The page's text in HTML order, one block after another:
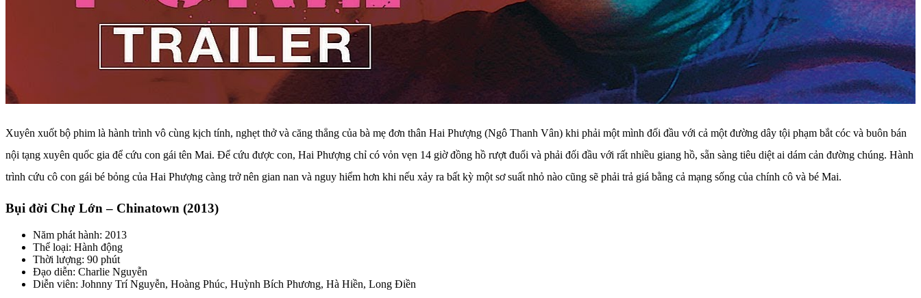
Xuyên xuốt bộ phim là hành trình vô cùng kịch tính, nghẹt thở và căng thẳng của bà mẹ đơn thân Hai Phượng (Ngô Thanh Vân) khi phải một mình đối đầu với cả một đường dây tội phạm bắt cóc và buôn bán
nội tạng xuyên quốc gia để cứu con gái tên Mai. Để cứu được con, Hai Phượng chỉ có vỏn vẹn 14 giờ đồng hồ rượt đuổi và phải đối đầu với rất nhiều giang hồ, sẵn sàng tiêu diệt ai dám cản đường chúng. Hành
trình cứu cô con gái bé bỏng của Hai Phượng càng trở nên gian nan và nguy hiểm hơn khi nếu xảy ra bất kỳ một sơ suất nhỏ nào cũng sẽ phải trả giá bằng cả mạng sống của chính cô và bé Mai.
Bụi đời Chợ Lớn – Chinatown (2013)
Năm phát hành: 2013
Thể loại: Hành động
Thời lượng: 90 phút
Đạo diễn: Charlie Nguyễn
Diễn viên: Johnny Trí Nguyễn, Hoàng Phúc, Huỳnh Bích Phương, Hà Hiền, Long Điền